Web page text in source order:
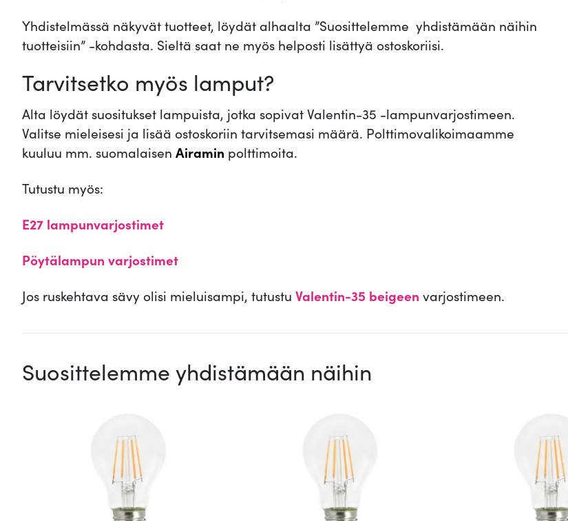
t
Yhdistelmässä näkyvät tuotteet, löydät alhaalta ”Suosittelemme yhdistämään näihin
tuotteisiin” -kohdasta. Sieltä saat ne myös helposti lisättyä ostoskoriisi.
Tarvitsetko myös lamput?
Alta löydät suositukset lampuista, jotka sopivat Valentin-35 -lampunvarjostimeen.
Valitse mieleisesi ja lisää ostoskoriin tarvitsemasi määrä. Polttimovalikoimaamme
kuuluu mm. suomalaisen Airamin polttimoita.
Tutustu myös:
E27 lampunvarjostimet
Pöytälampun varjostimet
Jos ruskehtava sävy olisi mieluisampi, tutustu Valentin-35 beigeen varjostimeen.
Suosittelemme yhdistämään näihin